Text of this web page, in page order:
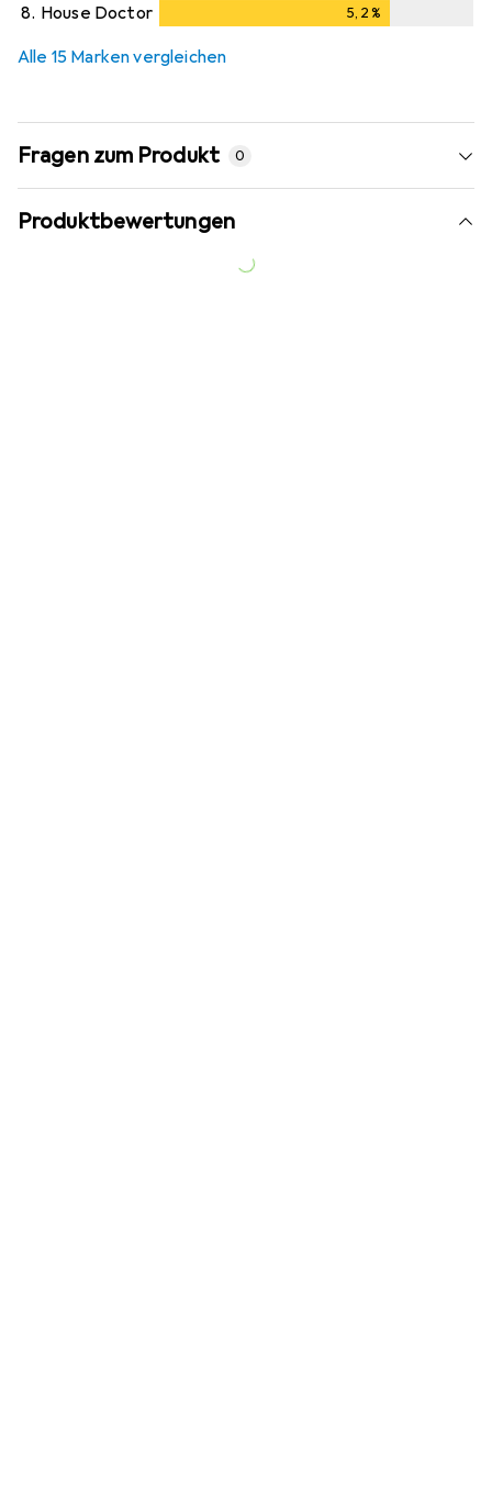
8. House Doctor 5,2%
Alle 15 Marken vergleichen
Fragen zum Produkt 0
Produktbewertungen